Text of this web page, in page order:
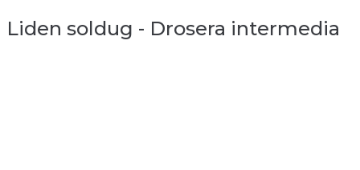
Liden soldug - Drosera intermedia